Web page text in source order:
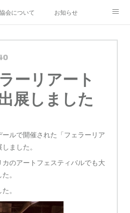
協会について お知らせ
ーリアート
展しました
ルで開催された「フェラーリア
ました。
のアートフェスティバルでも大
。
。